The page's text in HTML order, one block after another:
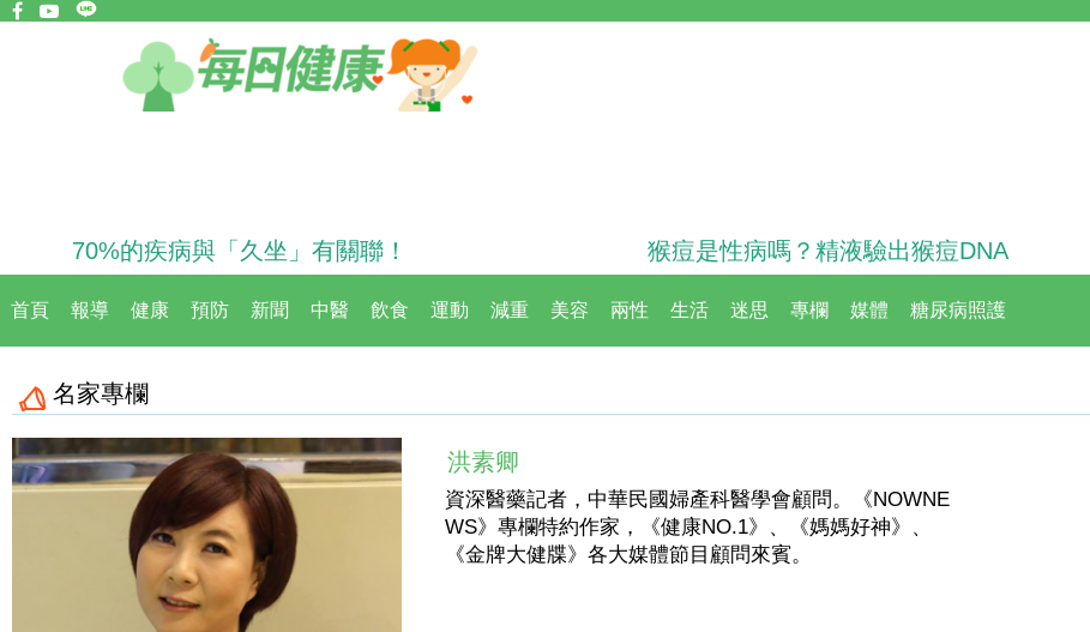
70%的疾病與「久坐」有關聯！ 猴痘是性病嗎？精液驗出猴痘DNA
首頁 報導 健康 預防 新聞 中醫 飲食 運動 減重 美容 兩性 生活 迷思 專欄 媒體 糖尿病照護
名家專欄
洪素卿
資深醫藥記者，中華民國婦產科醫學會顧問。《NOWNE
WS》專欄特約作家，《健康NO.1》、《媽媽好神》、
《金牌大健牒》各大媒體節目顧問來賓。